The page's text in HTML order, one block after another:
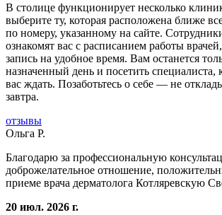
В столице функционирует несколько
выберите ту, которая расположена ближе
по номеру, указанному на сайте.
ознакомят вас с расписанием работы
запись на удобное время. Вам останется
назначенный день и посетить специалиста,
вас ждать. Позаботьтесь о себе — не
завтра.
отзывы
Ольга Р.
Благодарю за профессиональную
доброжелательное отношение,
приеме врача дерматолога Котляревскую
20 июл. 2026 г.